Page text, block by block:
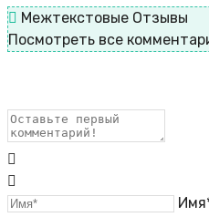
Межтекстовые Отзывы
Посмотреть все